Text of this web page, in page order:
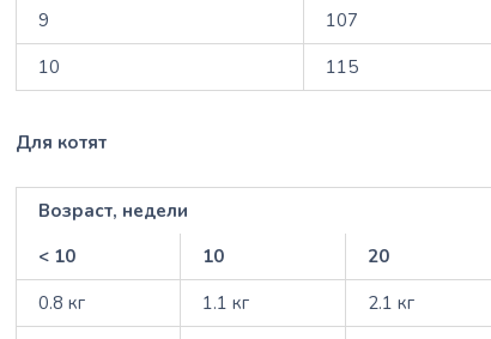
9
107
10
115
Для котят
Возраст, недели
< 10
10 20
0.8 кг
1.1 кг 2.1 кг